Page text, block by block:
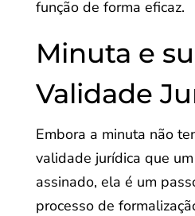
função de forma eficaz.
Minuta e
Validade
Embora a minuta não
validade jurídica que
assinado, ela é um
processo de